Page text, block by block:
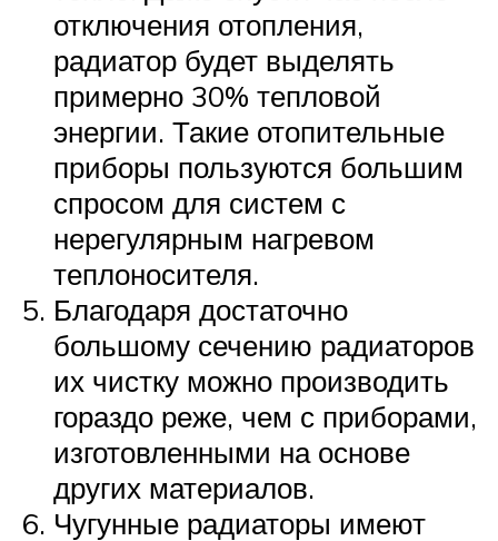
отключения отопления,
радиатор будет выделять
примерно 30% тепловой
энергии. Такие отопительные
приборы пользуются большим
спросом для систем с
нерегулярным нагревом
теплоносителя.
Благодаря достаточно
большому сечению радиаторов
их чистку можно производить
гораздо реже, чем с приборами,
изготовленными на основе
других материалов.
Чугунные радиаторы имеют